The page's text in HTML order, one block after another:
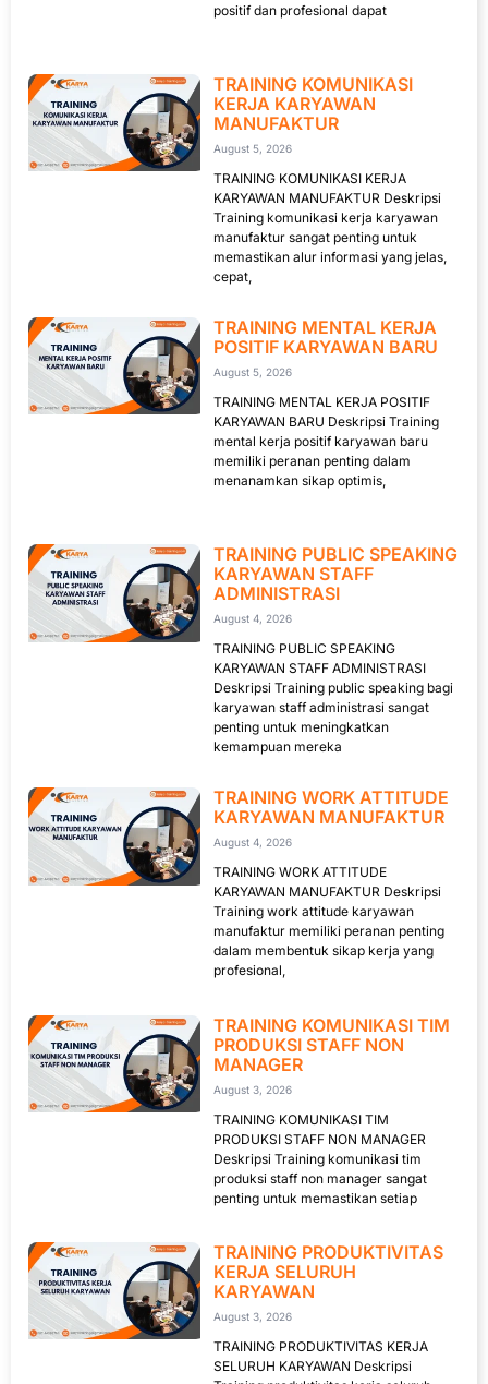
positif dan profesional dapat
TRAINING KOMUNIKASI
KERJA KARYAWAN
MANUFAKTUR
August 5, 2026
TRAINING KOMUNIKASI KERJA
KARYAWAN MANUFAKTUR Deskripsi
Training komunikasi kerja karyawan
manufaktur sangat penting untuk
memastikan alur informasi yang jelas,
cepat,
TRAINING MENTAL KERJA
POSITIF KARYAWAN BARU
August 5, 2026
TRAINING MENTAL KERJA POSITIF
KARYAWAN BARU Deskripsi Training
mental kerja positif karyawan baru
memiliki peranan penting dalam
menanamkan sikap optimis,
TRAINING PUBLIC SPEAKING
KARYAWAN STAFF
ADMINISTRASI
August 4, 2026
TRAINING PUBLIC SPEAKING
KARYAWAN STAFF ADMINISTRASI
Deskripsi Training public speaking bagi
karyawan staff administrasi sangat
penting untuk meningkatkan
kemampuan mereka
TRAINING WORK ATTITUDE
KARYAWAN MANUFAKTUR
August 4, 2026
TRAINING WORK ATTITUDE
KARYAWAN MANUFAKTUR Deskripsi
Training work attitude karyawan
manufaktur memiliki peranan penting
dalam membentuk sikap kerja yang
profesional,
TRAINING KOMUNIKASI TIM
PRODUKSI STAFF NON
MANAGER
August 3, 2026
TRAINING KOMUNIKASI TIM
PRODUKSI STAFF NON MANAGER
Deskripsi Training komunikasi tim
produksi staff non manager sangat
penting untuk memastikan setiap
TRAINING PRODUKTIVITAS
KERJA SELURUH
KARYAWAN
August 3, 2026
TRAINING PRODUKTIVITAS KERJA
SELURUH KARYAWAN Deskripsi